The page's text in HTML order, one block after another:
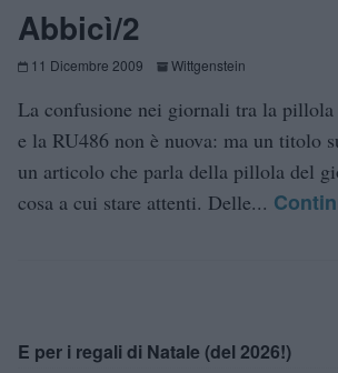
Abbicì/2
11 Dicembre 2009 Wittgenstein
La confusione nei giornali tra la
e la RU486 non è nuova: ma un titolo
un articolo che parla della pillola del
cosa a cui stare attenti. Delle...
E per i regali di Natale (del 2026!)